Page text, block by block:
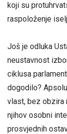
koji su
raspoloženje
Još je odluka
neustavnost
ciklusa
dogodilo?
vlast, bez obzira
njihov osobni
prosvjednih